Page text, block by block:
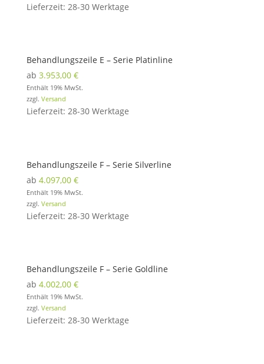
Lieferzeit: 28-30 Werktage
Behandlungszeile E – Serie Platinline
ab 3.953,00 €
Enthält 19% MwSt.
zzgl. Versand
Lieferzeit: 28-30 Werktage
Behandlungszeile F – Serie Silverline
ab 4.097,00 €
Enthält 19% MwSt.
zzgl. Versand
Lieferzeit: 28-30 Werktage
Behandlungszeile F – Serie Goldline
ab 4.002,00 €
Enthält 19% MwSt.
zzgl. Versand
Lieferzeit: 28-30 Werktage